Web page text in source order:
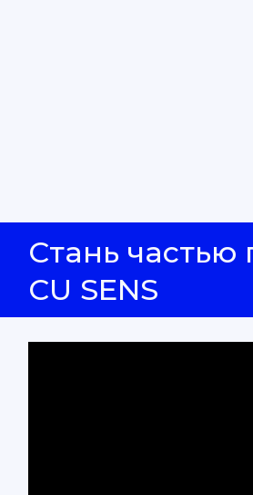
Стань частью
CU SENS